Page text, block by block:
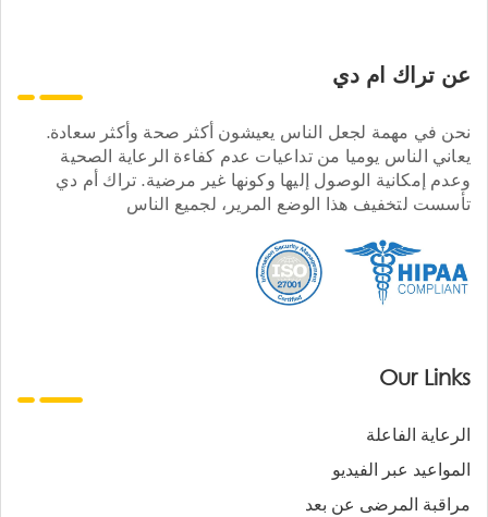
عن تراك ام دي
نحن في مهمة لجعل الناس يعيشون أكثر صحة وأكثر سعادة.
يعاني الناس يوميا من تداعيات عدم كفاءة الرعاية الصحية
وعدم إمكانية الوصول إليها وكونها غير مرضية. تراك أم دي
تأسست لتخفيف هذا الوضع المرير، لجميع الناس
Our Links
الرعاية الفاعلة
المواعيد عبر الفيديو
مراقبة المرضى عن بعد